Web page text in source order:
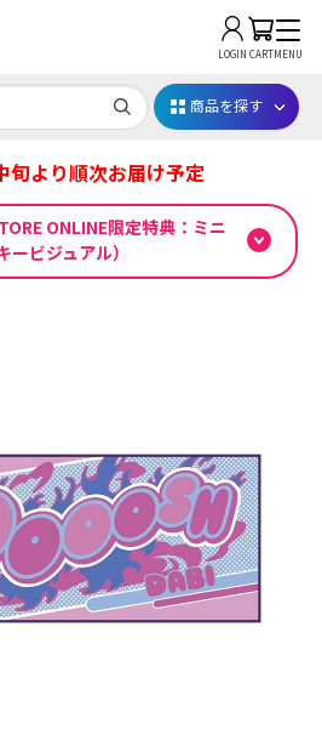
LOGIN CARTMENU
アカデミア』10周年
＆ユニフォーム
行ったら本気だす～』
商品を探す
旬より順次お届け予定
ONLINE限定特典：ミニ
ビジュアル）